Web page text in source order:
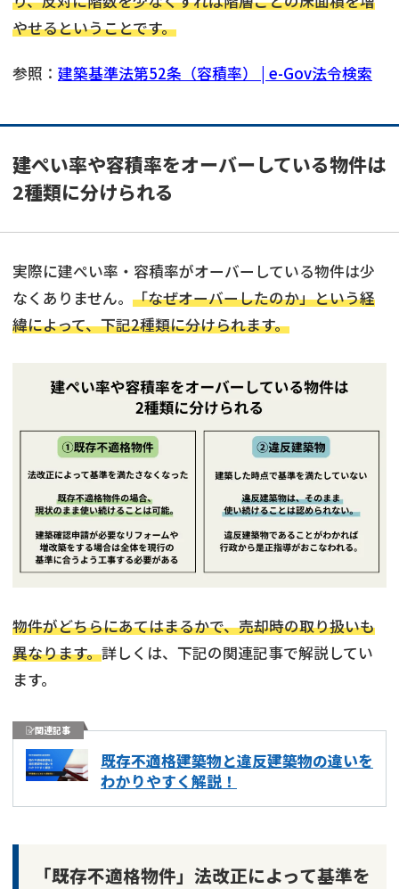
やせるということです。
参照： 建築基準法第52条（容積率） | e-Gov法令検索
建ぺい率や容積率をオーバーしている物件は
2種類に分けられる
実際に建ぺい率・容積率がオーバーしている物件は少
なくありません。 「なぜオーバーしたのか」という経
緯によって、下記2種類に分けられます。
物件がどちらにあてはまるかで、売却時の取り扱いも
異なります。詳しくは、下記の関連記事で解説してい
ます。
関連記事
既存不適格建築物と違反建築物の違いを
わかりやすく解説！
「既存不適格物件」法改正によって基準を